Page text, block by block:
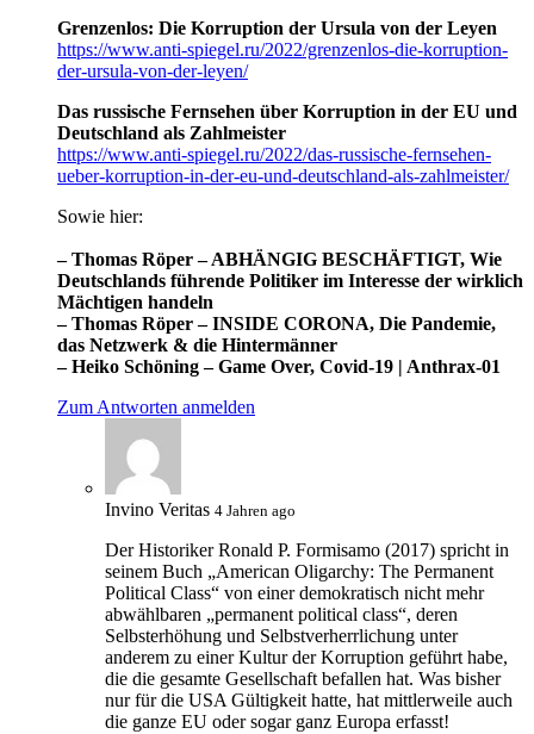
Grenzenlos: Die Korruption der Ursula von der Leyen
https://www.anti-spiegel.ru/2022/grenzenlos-die-korruption-
der-ursula-von-der-leyen/
Das russische Fernsehen über Korruption in der EU und
Deutschland als Zahlmeister
https://www.anti-spiegel.ru/2022/das-russische-fernsehen-
ueber-korruption-in-der-eu-und-deutschland-als-zahlmeister/
Sowie hier:
– Thomas Röper – ABHÄNGIG BESCHÄFTIGT, Wie
Deutschlands führende Politiker im Interesse der wirklich
Mächtigen handeln
– Thomas Röper – INSIDE CORONA, Die Pandemie,
das Netzwerk & die Hintermänner
– Heiko Schöning – Game Over, Covid-19 | Anthrax-01
Zum Antworten anmelden
Invino Veritas 4 Jahren ago
Der Historiker Ronald P. Formisamo (2017) spricht in
seinem Buch „American Oligarchy: The Permanent
Political Class“ von einer demokratisch nicht mehr
abwählbaren „permanent political class“, deren
Selbsterhöhung und Selbstverherrlichung unter
anderem zu einer Kultur der Korruption geführt habe,
die die gesamte Gesellschaft befallen hat. Was bisher
nur für die USA Gültigkeit hatte, hat mittlerweile auch
die ganze EU oder sogar ganz Europa erfasst!